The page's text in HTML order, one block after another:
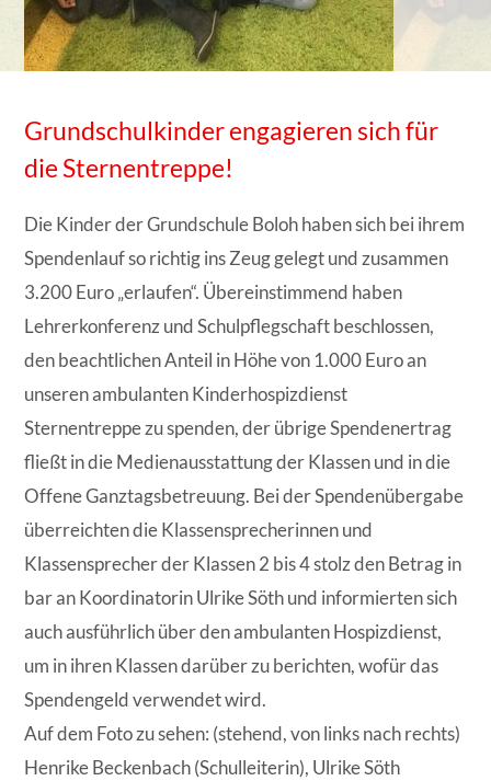
Grundschulkinder engagieren sich für
die Sternentreppe!
Die Kinder der Grundschule Boloh haben sich bei ihrem
Spendenlauf so richtig ins Zeug gelegt und zusammen
3.200 Euro „erlaufen“. Übereinstimmend haben
Lehrerkonferenz und Schulpflegschaft beschlossen,
den beachtlichen Anteil in Höhe von 1.000 Euro an
unseren ambulanten Kinderhospizdienst
Sternentreppe zu spenden, der übrige Spendenertrag
fließt in die Medienausstattung der Klassen und in die
Offene Ganztagsbetreuung. Bei der Spendenübergabe
überreichten die Klassensprecherinnen und
Klassensprecher der Klassen 2 bis 4 stolz den Betrag in
bar an Koordinatorin Ulrike Söth und informierten sich
auch ausführlich über den ambulanten Hospizdienst,
um in ihren Klassen darüber zu berichten, wofür das
Spendengeld verwendet wird.
Auf dem Foto zu sehen: (stehend, von links nach rechts)
Henrike Beckenbach (Schulleiterin), Ulrike Söth